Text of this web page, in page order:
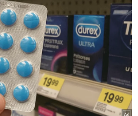
satu masa, jauh lebih
dron yang hanya boleh
10 kg sahaja.
inovasi tersebut
kerja sebagai
membantu
tuaian jika digunakan